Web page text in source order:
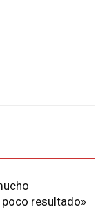
resultado»